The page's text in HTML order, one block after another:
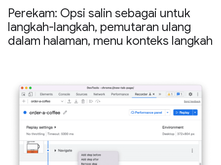
Perekam: Opsi salin sebagai untuk
langkah-langkah, pemutaran ulang
dalam halaman, menu konteks langkah